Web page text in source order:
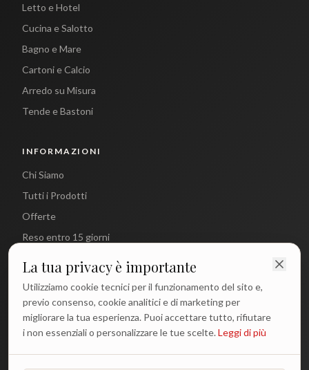
Letto e Hotel
Cucina e Salotto
Bagno e Mare
Cartoni e Calcio
Arredo su Misura
Tende e Bastoni
INFORMAZIONI
Chi Siamo
Tutti i Prodotti
Offerte
Reso entro 15 giorni
CONTATTI
info@antichetradizioni.it
+39 329 617 1194
Lun - Ven: 9:00 - 18:00
La tua privacy è importante
Utilizziamo cookie tecnici per il funzionamento del sito e,
previo consenso, cookie analitici e di marketing per
migliorare la tua esperienza. Puoi accettare tutto, rifiutare
i non essenziali o personalizzare le tue scelte.Leggi di più